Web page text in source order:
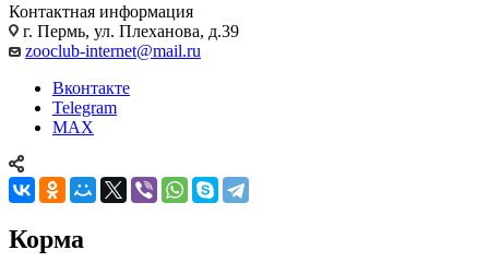
Контактная информация
г. Пермь, ул. Плеханова, д.39
zooclub-internet@mail.ru
Вконтакте
Telegram
MAX
Корма